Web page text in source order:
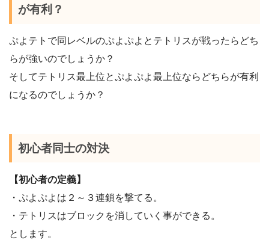
が有利？
ぷよテトで同レベルのぷよぷよとテトリスが戦ったらどち
らが強いのでしょうか？
そしてテトリス最上位とぷよぷよ最上位ならどちらが有利
になるのでしょうか？
初心者同士の対決
【初心者の定義】
・ぷよぷよは２～３連鎖を撃てる。
・テトリスはブロックを消していく事ができる。
とします。